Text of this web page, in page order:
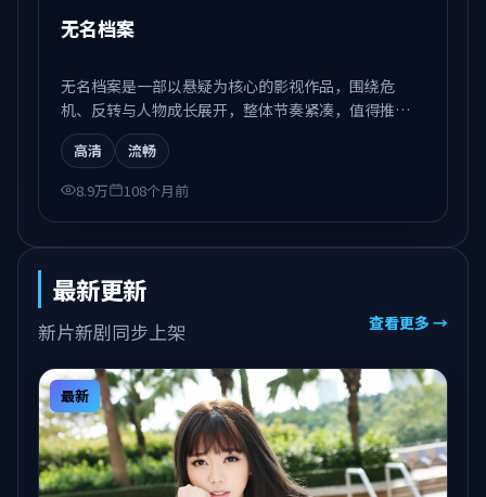
无名档案
无名档案是一部以悬疑为核心的影视作品，围绕危
机、反转与人物成长展开，整体节奏紧凑，值得推荐
观看。
高清
流畅
8.9万
108个月前
最新更新
新片新剧同步上架 查看更多 →
最新